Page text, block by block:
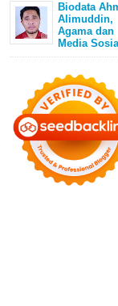
Biodata
Alimuddin,
Agama dan
Media